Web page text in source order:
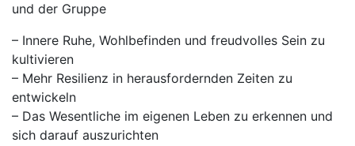
und der Gruppe
– Innere Ruhe, Wohlbefinden und freudvolles Sein zu
kultivieren
– Mehr Resilienz in herausfordernden Zeiten zu
entwickeln
– Das Wesentliche im eigenen Leben zu erkennen und
sich darauf auszurichten